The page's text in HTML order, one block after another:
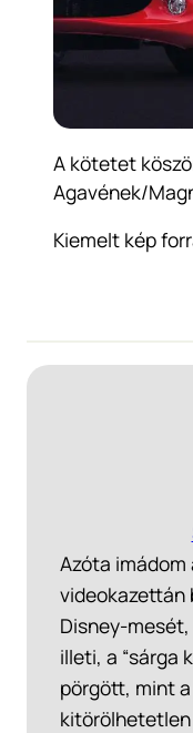
A kötetet
Agavének/
Kiemelt kép
Azóta
videokazettán
Disney-
illeti, a “sárga
pörgött, mint